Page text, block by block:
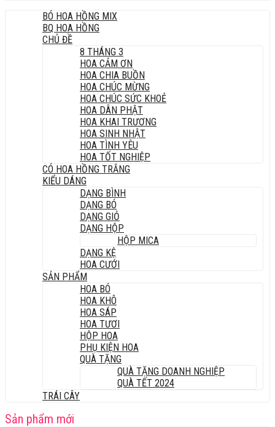
BÓ HOA HỒNG MIX
BQ HOA HỒNG
CHỦ ĐỀ
8 THÁNG 3
HOA CẢM ƠN
HOA CHIA BUỒN
HOA CHÚC MỪNG
HOA CHÚC SỨC KHOẺ
HOA DÂN PHẬT
HOA KHAI TRƯƠNG
HOA SINH NHẬT
HOA TÌNH YÊU
HOA TỐT NGHIỆP
CÓ HOA HỒNG TRẮNG
KIỂU DÁNG
DẠNG BÌNH
DẠNG BÓ
DẠNG GIỎ
DẠNG HỘP
HỘP MICA
DẠNG KỆ
HOA CƯỚI
SẢN PHẨM
HOA BÓ
HOA KHÔ
HOA SÁP
HOA TƯƠI
HỘP HOA
PHỤ KIỆN HOA
QUÀ TẶNG
QUÀ TẶNG DOANH NGHIỆP
QUÀ TẾT 2024
TRÁI CÂY
Sản phẩm mới